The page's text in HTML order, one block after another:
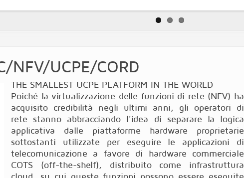
NFV/UCPE/CORD
THE SMALLEST UCPE PLATFORM IN THE WORLD
Poiché la virtualizzazione delle funzioni di rete (NFV) ha
acquisito credibilità negli ultimi anni, gli operatori di
rete stanno abbracciando l'idea di separare la logica
applicativa dalle piattaforme hardware proprietarie
sottostanti utilizzate per eseguire le applicazioni di
telecomunicazione a favore di hardware commerciale
COTS (off-the-shelf), distribuito come infrastruttura